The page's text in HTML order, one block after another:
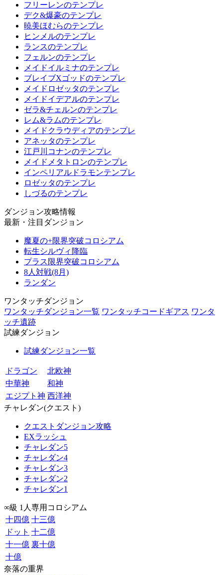
フリーレンのテンプレ
デク&爆豪のテンプレ
暁美ほむらのテンプレ
ヒンメルのテンプレ
ランスのテンプレ
フェルンのテンプレ
メイドイルミナのテンプレ
ブレイブXゴッドのテンプレ
メイドロゼッタのテンプレ
メイドイデアルのテンプレ
ゼラ&チェルンのテンプレ
レム&ラムのテンプレ
メイドクラウディアのテンプレ
アネッタのテンプレ
江戸川コナンのテンプレ
メイドメタトロンのテンプレ
インペリアルドラモンテンプレ
ロゼッタのテンプレ
しづるのテンプレ
ダンジョン攻略情報
最新・注目ダンジョン
魔夏の+限界突破コロシアム
転生シルヴィ降臨
プラス限界突破コロシアム
8人対戦(8月)
ランダン
ワンタッチダンジョン
ワンタッチダンジョン一覧 ワンタッチコードギアス ワンタ
ッチ遺跡
試練ダンジョン
試練ダンジョン一覧
ドラゴン
北欧神
中華神
和神
エジプト神 西洋神
チャレダン(クエスト)
クエストダンジョン攻略
EXラッシュ
チャレダン5
チャレダン4
チャレダン3
チャレダン2
チャレダン1
∞級 1人専用コロシアム
十四億 十三億
ドット 十二億
十一億 裏十億
十億
奈落の重界